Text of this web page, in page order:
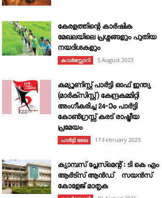
കേരളത്തിന്റെ കാർഷിക
മേഖലയിലെ പ്രശ്നങ്ങളും പുതിയ
നയദിശകളും
കവര്‍സ്റ്റോറി 5 August 2023
കമ്യൂണിസ്റ്റ് പാർട്ടി ഓഫ് ഇന്ത്യ
(മാർക്സിസ്റ്റ്) കേന്ദ്രകമ്മിറ്റി
അംഗീകരിച്ച 24‐ാം പാർട്ടി
കോൺഗ്രസ്സ് കരട് രാഷ്ട്രീയ
പ്രമേയം
പാർട്ടി രേഖ 17 February 2025
ക്യാമ്പസ് പ്ലേസ്മെന്റ് : ടി കെ എം
ആർട്സ് ആൻഡ് സയൻസ്
കോളേജ് മാതൃക